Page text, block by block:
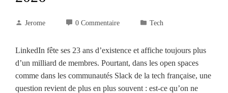
Jerome 0 Commentaire Tech
LinkedIn fête ses 23 ans d’existence et affiche toujours plus
d’un milliard de membres. Pourtant, dans les open spaces
comme dans les communautés Slack de la tech française, une
question revient de plus en plus souvent : est-ce qu’on ne